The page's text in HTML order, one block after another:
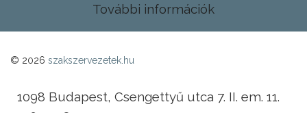
További információk
© 2026 szakszervezetek.hu
1098 Budapest, Csengettyű utca 7. II. em. 11.